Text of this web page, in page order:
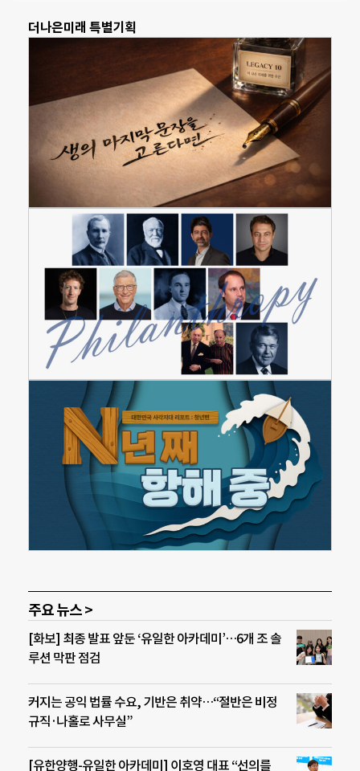
더나은미래 특별기획
주요 뉴스 >
[화보] 최종 발표 앞둔 ‘유일한 아카데미’…6개 조 솔
루션 막판 점검
커지는 공익 법률 수요, 기반은 취약…“절반은 비정
규직·나홀로 사무실”
[유한양행-유일한 아카데미] 이호영 대표 “선의를